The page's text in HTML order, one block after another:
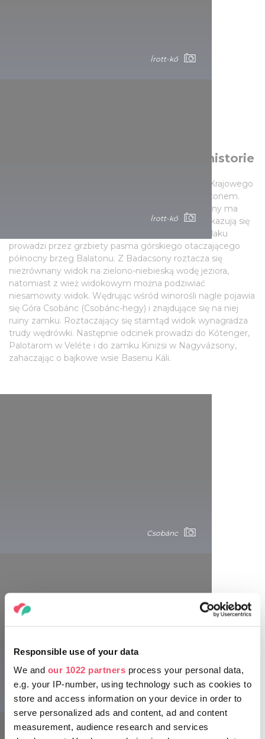
Responsible use of your data
We and our 1022 partners process your personal data,
e.g. your IP-number, using technology such as cookies to
store and access information on your device in order to
serve personalized ads and content, ad and content
measurement, audience research and services
Írott-kő
Írott-kő
Wioski i winnice opowiadające historie
Prawdopodobnie jedną z najpiękniejszych części Krajowego
Niebieskiego Szlaku są górzyste tereny nad Balatonem.
Droga łącząca Badacsonytördemice i Nagyvázsony ma
długość 45 km. Po drodze oczom wędrowców ukazują się
malownicze krajobrazy. Szósty etap krajowego szlaku
prowadzi przez grzbiety pasma górskiego otaczającego
północny brzeg Balatonu. Z Badacsony roztacza się
niezrównany widok na zielono-niebieską wodę jeziora,
natomiast z wież widokowym można podziwiać
niesamowity widok. Wędrując wśród winorośli nagle pojawia
się Góra Csobánc (Csobánc-hegy) i znajdujące się na niej
ruiny zamku. Roztaczający się stamtąd widok wynagradza
trudy wędrówki. Następnie odcinek prowadzi do Kőtenger,
Palotarom w Veléte i do zamku Kinizsi w Nagyvázsony,
zahaczając o bajkowe wsie Basenu Káli.
Csobánc
Csobánc
10 odcinek Krajowego Szlaku prowadzi przez puszcze
Vértes. Droga łącząca Bodajk i Szárliget wynosi 56
kilometrów. Obszar ten przyciąga turystów dzięki bogatej,
różnorodnej przyrodzie, średniowiecznym zamkom i
odosobnionym osadom z długą historią. Odcinek jest łatwy
do pokonania, gdyż wbrew pozorom szlak prowadzi po
łagodniejszym terenie. 10 odcinek Krajowego Niebieskiego